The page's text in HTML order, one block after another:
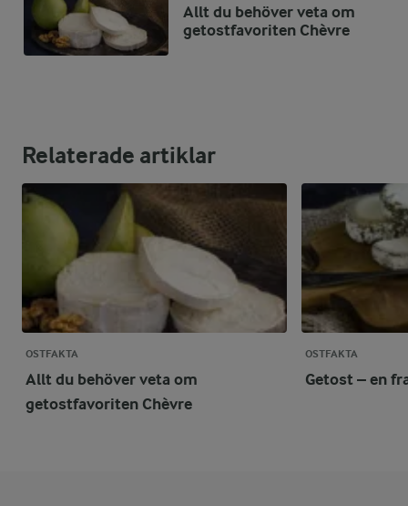
Allt du behöver veta om
getostfavoriten Chèvre
Relaterade artiklar
OSTFAKTA
Allt du behöver veta om
getostfavoriten Chèvre
OSTFAKTA
Getost – en